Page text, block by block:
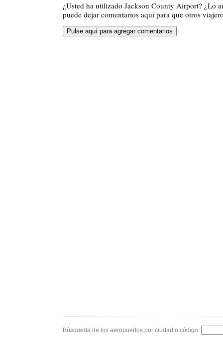
¿Usted ha utilizado Jackson County Airport? ¿Lo
puede dejar comentarios aquí para que otros
Búsqueda de los aeropuertos por ciudad o código: